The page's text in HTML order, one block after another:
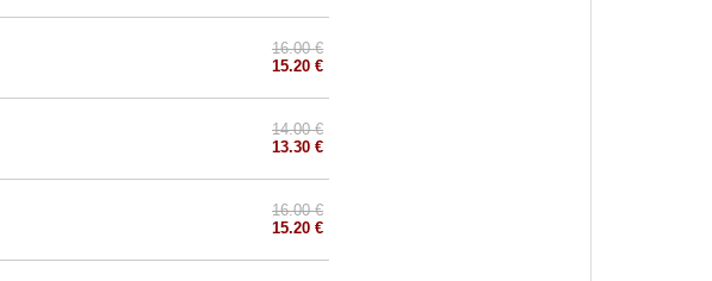
16.00 €
15.20 €
14.00 €
13.30 €
16.00 €
15.20 €